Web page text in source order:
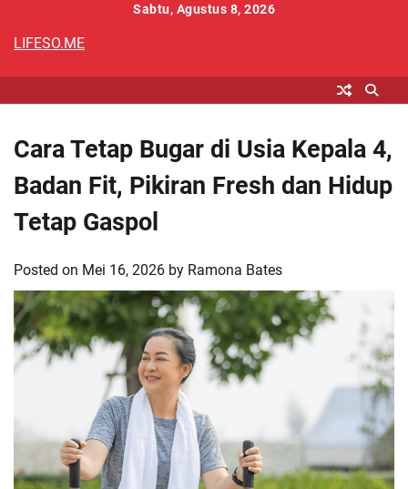
content
Sabtu, Agustus 8, 2026
LIFESO.ME
Cara Tetap Bugar di Usia Kepala 4,
Badan Fit, Pikiran Fresh dan Hidup
Tetap Gaspol
Posted on Mei 16, 2026 by Ramona Bates